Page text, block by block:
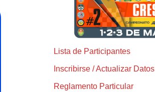
Lista de Participantes
Inscribirse / Actualizar Datos
Reglamento Particular